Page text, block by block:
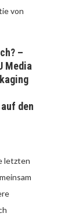
von
–
Media
den
letzten